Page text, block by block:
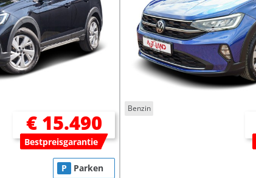
€ 15.490
Bestpreisgarantie
P Parken
Benzin